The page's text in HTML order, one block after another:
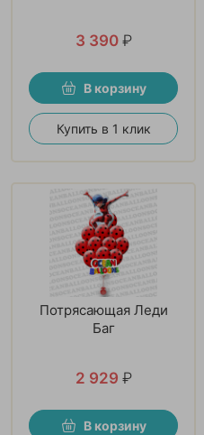
3 390 ₽
В корзину
Купить в 1 клик
Потрясающая Леди
Баг
2 929 ₽
В корзину